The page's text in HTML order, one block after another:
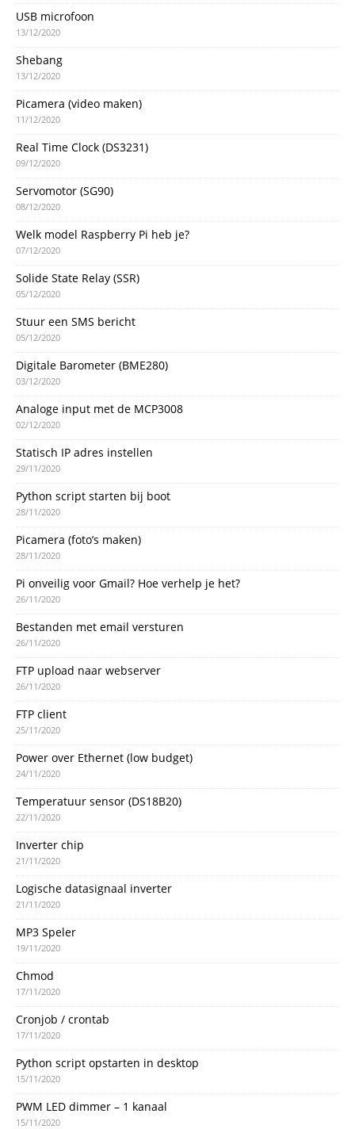
USB microfoon
13/12/2020
Shebang
13/12/2020
Picamera (video maken)
11/12/2020
Real Time Clock (DS3231)
09/12/2020
Servomotor (SG90)
08/12/2020
Welk model Raspberry Pi heb je?
07/12/2020
Solide State Relay (SSR)
05/12/2020
Stuur een SMS bericht
05/12/2020
Digitale Barometer (BME280)
03/12/2020
Analoge input met de MCP3008
02/12/2020
Statisch IP adres instellen
29/11/2020
Python script starten bij boot
28/11/2020
Picamera (foto’s maken)
28/11/2020
Pi onveilig voor Gmail? Hoe verhelp je het?
26/11/2020
Bestanden met email versturen
26/11/2020
FTP upload naar webserver
26/11/2020
FTP client
25/11/2020
Power over Ethernet (low budget)
24/11/2020
Temperatuur sensor (DS18B20)
22/11/2020
Inverter chip
21/11/2020
Logische datasignaal inverter
21/11/2020
MP3 Speler
19/11/2020
Chmod
17/11/2020
Cronjob / crontab
17/11/2020
Python script opstarten in desktop
15/11/2020
PWM LED dimmer – 1 kanaal
15/11/2020